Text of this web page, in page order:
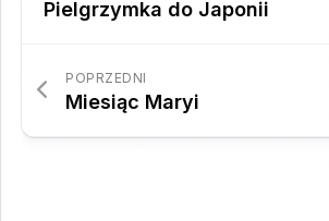
Pielgrzymka do Japonii
POPRZEDNI
Miesiąc Maryi